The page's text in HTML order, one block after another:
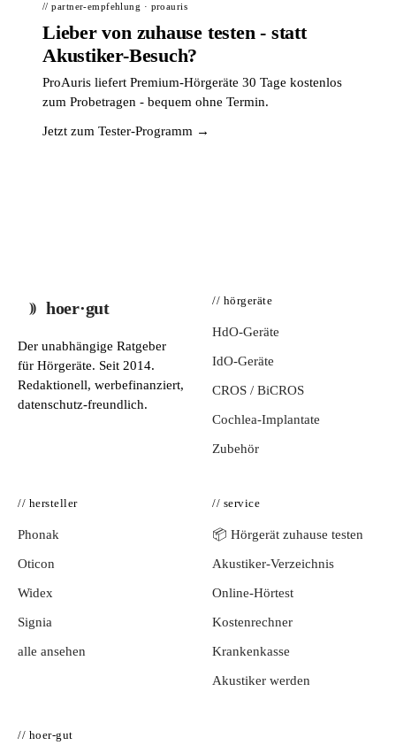
// partner-empfehlung · proauris
Lieber von zuhause testen - statt
Akustiker-Besuch?
ProAuris liefert Premium-Hörgeräte 30 Tage kostenlos
zum Probetragen - bequem ohne Termin.
Jetzt zum Tester-Programm →
hoer·gut
Der unabhängige Ratgeber
für Hörgeräte. Seit 2014.
Redaktionell, werbefinanziert,
datenschutz-freundlich.
// hörgeräte
HdO-Geräte
IdO-Geräte
CROS / BiCROS
Cochlea-Implantate
Zubehör
// hersteller
Phonak
Oticon
Widex
Signia
alle ansehen
// service
📦 Hörgerät zuhause testen
Akustiker-Verzeichnis
Online-Hörtest
Kostenrechner
Krankenkasse
Akustiker werden
// hoer-gut